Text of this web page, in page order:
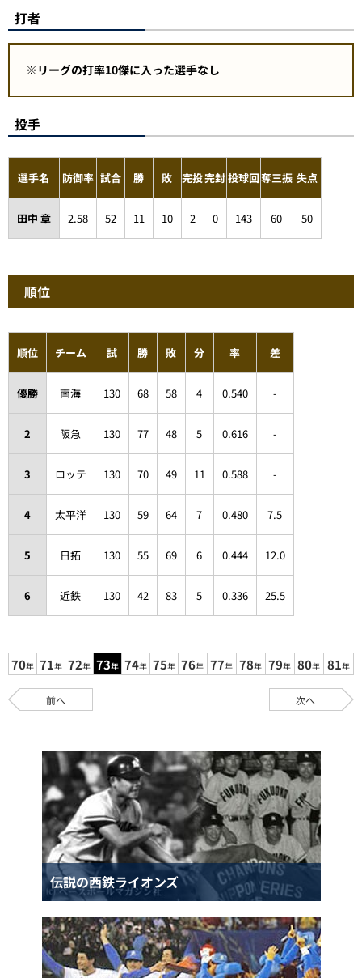
打者
※リーグの打率10傑に入った選手なし
投手
選手名 防御率 試合 勝 敗 完投完封投球回奪三振 失点
田中 章 2.58 52 11 10 2 0 143 60 50
順位
順位 チーム 試 勝 敗 分 率 差
優勝 南海 130 68 58 4 0.540 -
2 阪急 130 77 48 5 0.616 -
3 ロッテ 130 70 49 11 0.588 -
4 太平洋 130 59 64 7 0.480 7.5
5 日拓 130 55 69 6 0.444 12.0
6 近鉄 130 42 83 5 0.336 25.5
70年 71年 72年 73年 74年 75年 76年 77年 78年 79年 80年 81年
前へ 次へ
伝説の西鉄ライオンズ